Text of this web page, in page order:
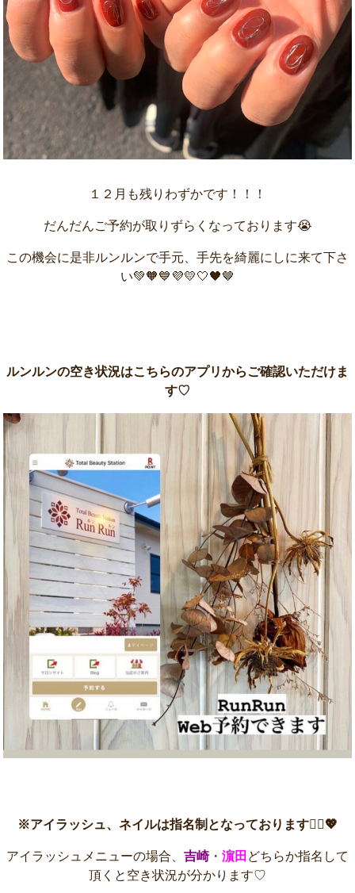
１２月も残りわずかです！！！
だんだんご予約が取りずらくなっております😭
この機会に是非ルンルンで手元、手先を綺麗にしに来て下さ
い💚🧡💙💜💛🤍🖤🤎
ルンルンの空き状況はこちらのアプリからご確認いただけま
す♡
※アイラッシュ、ネイルは指名制となっております💁‍♀️💖
アイラッシュメニューの場合、 吉崎・ 濵田 どちらか指名して
頂くと空き状況が分かります♡